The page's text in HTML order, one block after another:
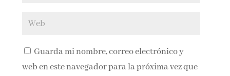
Guarda mi nombre, correo electrónico y
web en este navegador para la próxima vez que